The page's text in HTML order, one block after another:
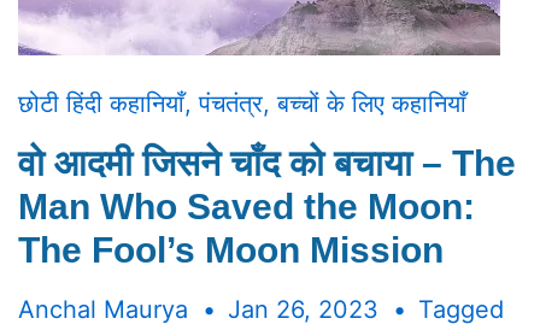
छोटी हिंदी कहानियाँ,पंचतंत्र,बच्चों के लिए कहानियाँ
वो आदमी जिसने चाँद को बचाया – The
Man Who Saved the Moon:
The Fool’s Moon Mission
Anchal Maurya Jan 26, 2023
Tagged